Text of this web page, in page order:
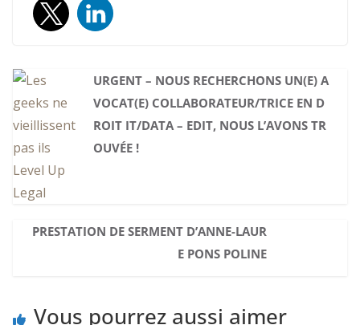
URGENT – NOUS RECHERCHONS UN(E) A
VOCAT(E) COLLABORATEUR/TRICE EN D
ROIT IT/DATA – EDIT, NOUS L’AVONS TR
OUVÉE !
PRESTATION DE SERMENT D’ANNE-LAUR
E PONS POLINE
Vous pourrez aussi aimer